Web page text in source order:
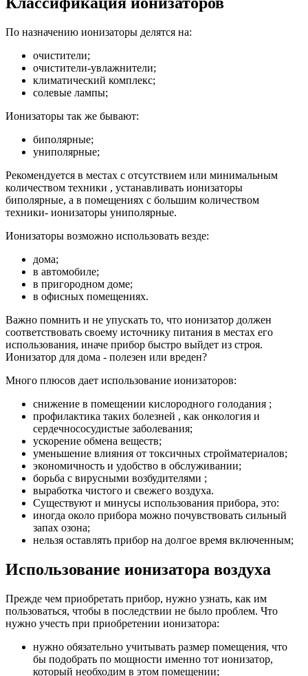
По назначению ионизаторы делятся на:
очистители;
очистители-увлажнители;
климатический комплекс;
солевые лампы;
Ионизаторы так же бывают:
биполярные;
униполярные;
Рекомендуется в местах с отсутствием или минимальным
количеством техники , устанавливать ионизаторы
биполярные, а в помещениях с большим количеством
техники- ионизаторы униполярные.
Ионизаторы возможно использовать везде:
дома;
в автомобиле;
в пригородном доме;
в офисных помещениях.
Важно помнить и не упускать то, что ионизатор должен
соответствовать своему источнику питания в местах его
использования, иначе прибор быстро выйдет из строя.
Ионизатор для дома - полезен или вреден?
Много плюсов дает использование ионизаторов:
снижение в помещении кислородного голодания ;
профилактика таких болезней , как онкология и
сердечнососудистые заболевания;
ускорение обмена веществ;
уменьшение влияния от токсичных стройматериалов;
экономичность и удобство в обслуживании;
борьба с вирусными возбудителями ;
выработка чистого и свежего воздуха.
Существуют и минусы использования прибора, это:
иногда около прибора можно почувствовать сильный
запах озона;
нельзя оставлять прибор на долгое время включенным;
Использование ионизатора воздуха
Прежде чем приобретать прибор, нужно узнать, как им
пользоваться, чтобы в последствии не было проблем. Что
нужно учесть при приобретении ионизатора:
нужно обязательно учитывать размер помещения, что
бы подобрать по мощности именно тот ионизатор,
который необходим в этом помещении;